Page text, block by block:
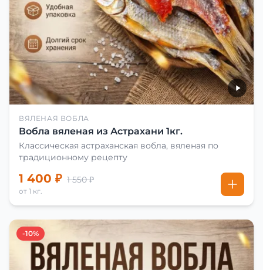
ВЯЛЕНАЯ ВОБЛА
Вобла вяленая из Астрахани 1кг.
Классическая астраханская вобла, вяленая по
традиционному рецепту
1 400 ₽ 1 550 ₽
от 1 кг.
-10%